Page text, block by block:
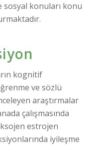
sosyal konuları konu
kognitif
ve sözlü
araştırmalar
çalışmasında
estrojen
iyileşme